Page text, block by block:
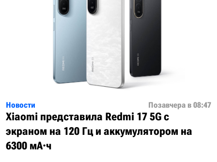
Новости Позавчера в 08:47
Xiaomi представила Redmi 17 5G с
экраном на 120 Гц и аккумулятором на
6300 мА·ч